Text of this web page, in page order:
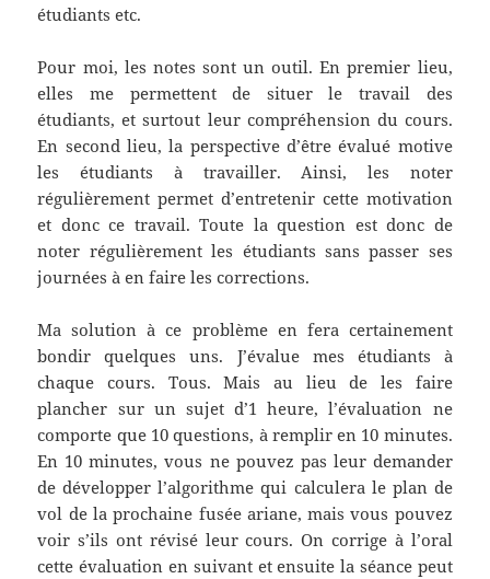
étudiants etc.
Pour moi, les notes sont un outil. En premier lieu,
elles me permettent de situer le travail des
étudiants, et surtout leur compréhension du cours.
En second lieu, la perspective d’être évalué motive
les étudiants à travailler. Ainsi, les noter
régulièrement permet d’entretenir cette motivation
et donc ce travail. Toute la question est donc de
noter régulièrement les étudiants sans passer ses
journées à en faire les corrections.
Ma solution à ce problème en fera certainement
bondir quelques uns. J’évalue mes étudiants à
chaque cours. Tous. Mais au lieu de les faire
plancher sur un sujet d’1 heure, l’évaluation ne
comporte que 10 questions, à remplir en 10 minutes.
En 10 minutes, vous ne pouvez pas leur demander
de développer l’algorithme qui calculera le plan de
vol de la prochaine fusée ariane, mais vous pouvez
voir s’ils ont révisé leur cours. On corrige à l’oral
cette évaluation en suivant et ensuite la séance peut